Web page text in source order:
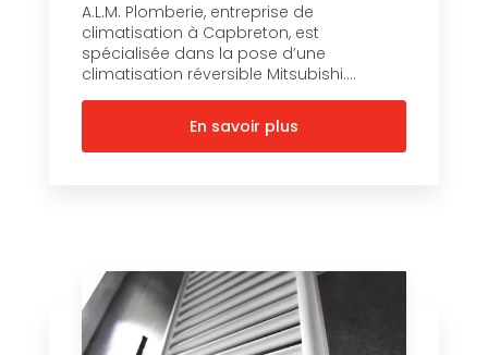
A.L.M. Plomberie, entreprise de
climatisation à Capbreton, est
spécialisée dans la pose d’une
climatisation réversible Mitsubishi....
En savoir plus